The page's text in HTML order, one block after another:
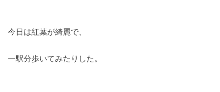
今日は紅葉が綺麗で、
一駅分歩いてみたりした。